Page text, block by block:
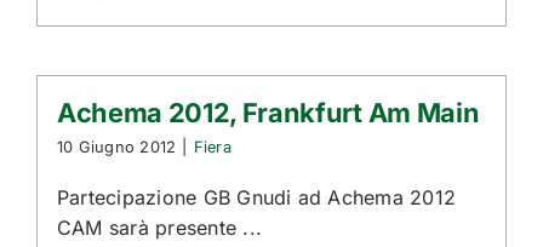
Achema 2012, Frankfurt Am Main
10 Giugno 2012 Fiera
Partecipazione GB Gnudi ad Achema 2012
CAM sarà presente ...